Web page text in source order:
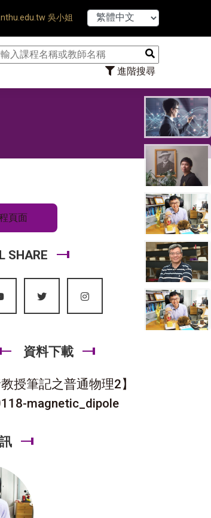
吳小姐
進階搜尋
【7/31】114
頁面
SHARE
資料下載
授筆記之普通物理2】
magnetic_dipole